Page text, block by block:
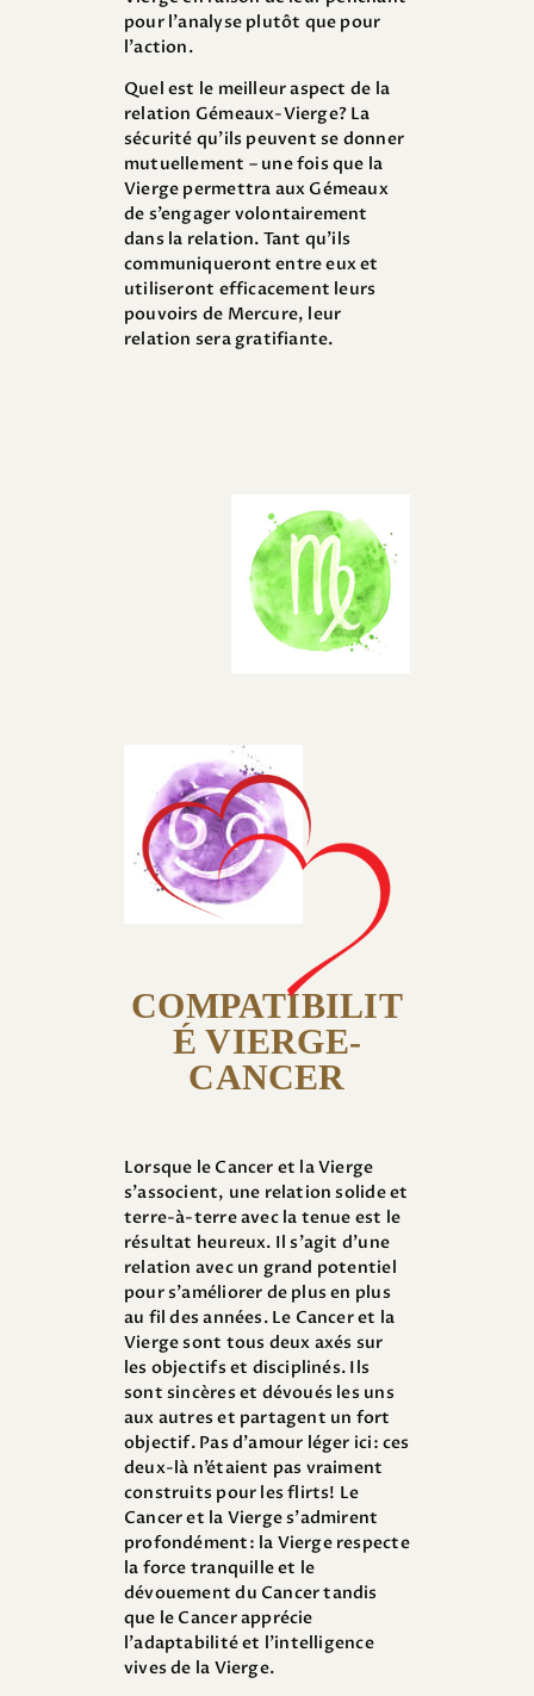
pour l’analyse plutôt que pour
l’action.
Quel est le meilleur aspect de la
relation Gémeaux-Vierge? La
sécurité qu’ils peuvent se donner
mutuellement – une fois que la
Vierge permettra aux Gémeaux
de s’engager volontairement
dans la relation. Tant qu’ils
communiqueront entre eux et
utiliseront efficacement leurs
pouvoirs de Mercure, leur
relation sera gratifiante.
COMPATIBILIT
É VIERGE-
CANCER
Lorsque le Cancer et la Vierge
s’associent, une relation solide et
terre-à-terre avec la tenue est le
résultat heureux. Il s’agit d’une
relation avec un grand potentiel
pour s’améliorer de plus en plus
au fil des années. Le Cancer et la
Vierge sont tous deux axés sur
les objectifs et disciplinés. Ils
sont sincères et dévoués les uns
aux autres et partagent un fort
objectif. Pas d’amour léger ici: ces
deux-là n’étaient pas vraiment
construits pour les flirts! Le
Cancer et la Vierge s’admirent
profondément: la Vierge respecte
la force tranquille et le
dévouement du Cancer tandis
que le Cancer apprécie
l’adaptabilité et l’intelligence
vives de la Vierge.